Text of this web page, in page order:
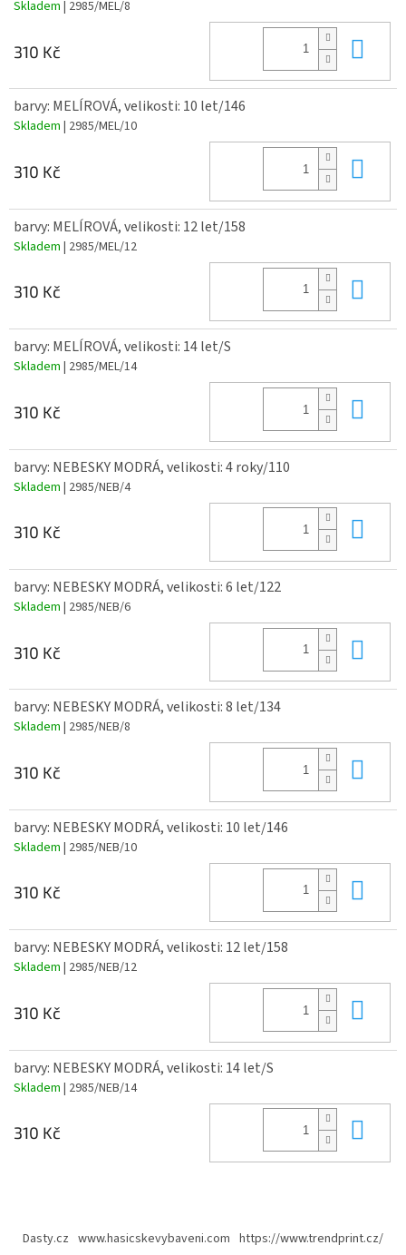
Skladem | 2985/MEL/8
310 Kč
barvy: MELÍROVÁ, velikosti: 10 let/146
Skladem | 2985/MEL/10
310 Kč
barvy: MELÍROVÁ, velikosti: 12 let/158
Skladem | 2985/MEL/12
310 Kč
barvy: MELÍROVÁ, velikosti: 14 let/S
Skladem | 2985/MEL/14
310 Kč
barvy: NEBESKY MODRÁ, velikosti: 4 roky/110
Skladem | 2985/NEB/4
310 Kč
barvy: NEBESKY MODRÁ, velikosti: 6 let/122
Skladem | 2985/NEB/6
310 Kč
barvy: NEBESKY MODRÁ, velikosti: 8 let/134
Skladem | 2985/NEB/8
310 Kč
barvy: NEBESKY MODRÁ, velikosti: 10 let/146
Skladem | 2985/NEB/10
310 Kč
barvy: NEBESKY MODRÁ, velikosti: 12 let/158
Skladem | 2985/NEB/12
310 Kč
barvy: NEBESKY MODRÁ, velikosti: 14 let/S
Skladem | 2985/NEB/14
310 Kč
Dasty.cz www.hasicskevybaveni.com https://www.trendprint.cz/